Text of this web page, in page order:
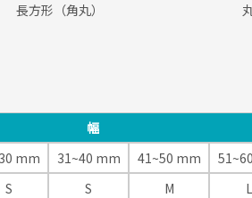
長方形（角丸）
幅
mm 31~40 mm 41~50 mm
S S M
L